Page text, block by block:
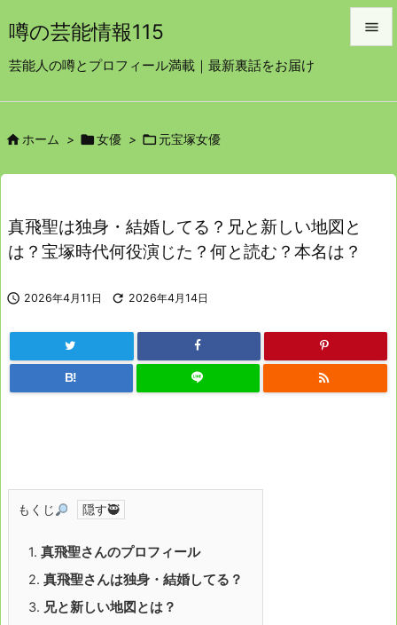
噂の芸能情報115
芸能人の噂とプロフィール満載｜最新裏話をお届け

前へ
ホーム > 女優 >  元宝塚女優
真飛聖は独身・結婚してる？兄と新しい地図と
は？宝塚時代何役演じた？何と読む？本名は？
 2026年4月11日  2026年4月14日
B! 
もくじ
1. 真飛聖さんのプロフィール
2. 真飛聖さんは独身・結婚してる？
3. 兄と新しい地図とは？